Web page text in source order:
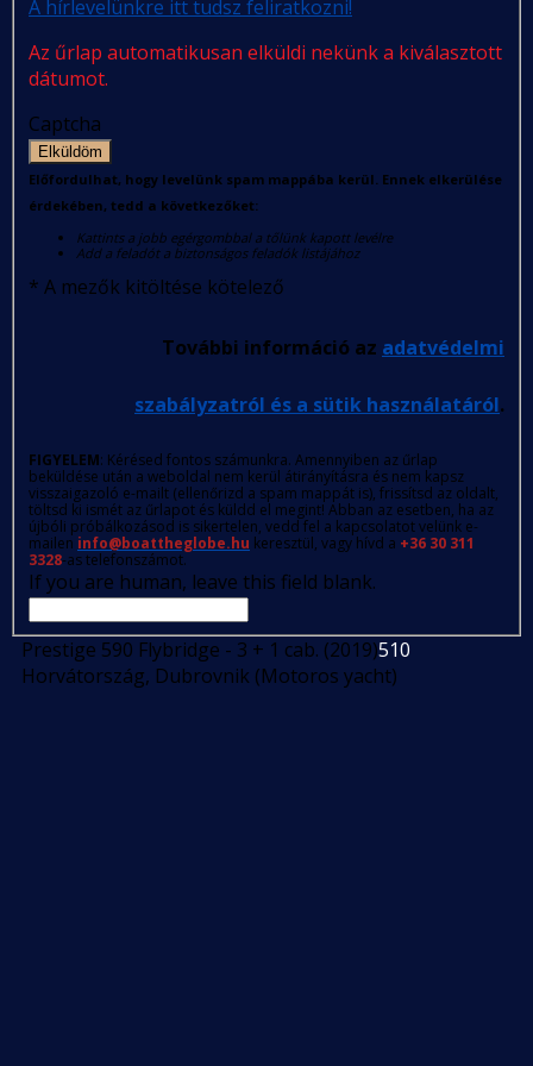
A hírlevelünkre itt tudsz feliratkozni!
Az űrlap automatikusan elküldi nekünk a kiválasztott
dátumot.
Captcha
Elküldöm
Előfordulhat, hogy levelünk spam mappába kerül. Ennek elkerülése
érdekében, tedd a következőket:
Kattints a jobb egérgombbal a tőlünk kapott levélre
Add a feladót a biztonságos feladók listájához
* A mezők kitöltése kötelező
További információ az adatvédelmi
szabályzatról és a sütik használatáról.
FIGYELEM: Kérésed fontos számunkra. Amennyiben az űrlap
beküldése után a weboldal nem kerül átirányításra és nem kapsz
visszaigazoló e-mailt (ellenőrizd a spam mappát is), frissítsd az oldalt,
töltsd ki ismét az űrlapot és küldd el megint! Abban az esetben, ha az
újbóli próbálkozásod is sikertelen, vedd fel a kapcsolatot velünk e-
mailen info@boattheglobe.hu keresztül, vagy hívd a +36 30 311
3328-as telefonszámot.
If you are human, leave this field blank.
Prestige 590 Flybridge - 3 + 1 cab. (2019)510
Horvátország, Dubrovnik (Motoros yacht)